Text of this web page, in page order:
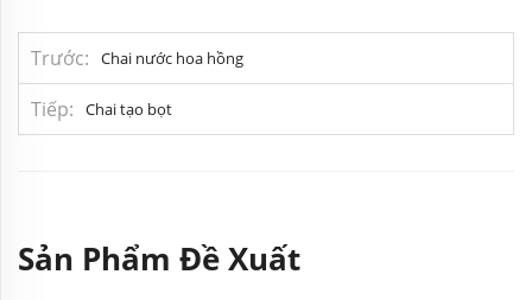
Trước Chai nước hoa hồng
Tiếp Chai tạo bọt
Sản Phẩm Đề Xuất